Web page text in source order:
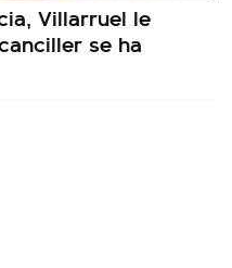
Villarruel le
se ha